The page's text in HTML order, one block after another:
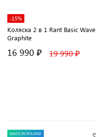
-15%
Коляска 2 в 1 Rant Basic Wave
Graphite
16 990 ₽ 19 990 ₽
MADE IN POLAND